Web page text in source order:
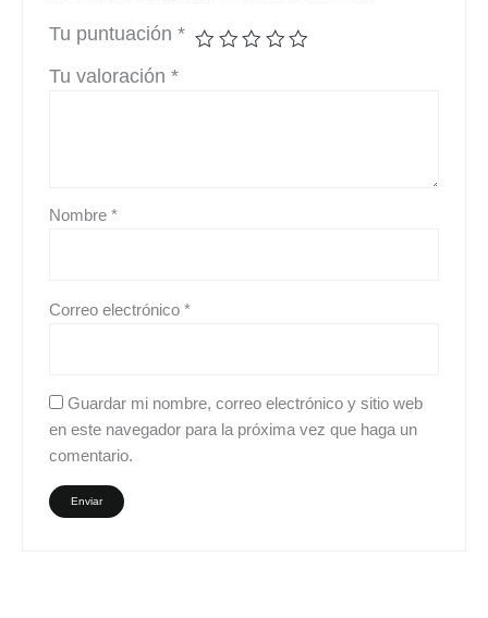
Tu puntuación*
Tu valoración*
Nombre*
Correo electrónico*
Guardar mi nombre, correo electrónico y sitio web
en este navegador para la próxima vez que haga un
comentario.